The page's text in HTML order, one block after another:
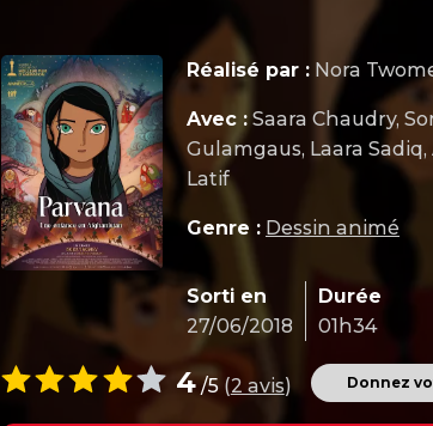
Réalisé par : Nora
Avec : Saara Chaudry,
Gulamgaus, Laara
Latif
Genre : Dessin animé
Sorti en
27/06/2018
Durée
01h34
4/5 (2 avis) Donnez